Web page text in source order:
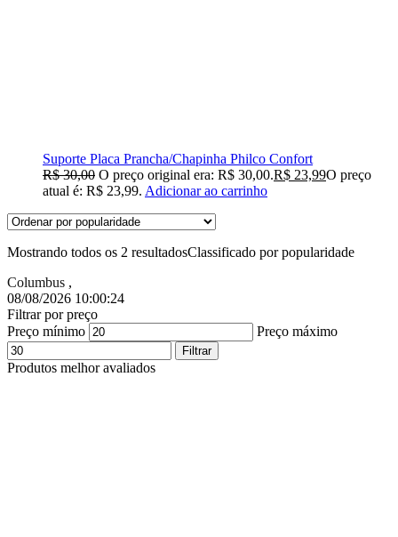
Suporte Placa Prancha/Chapinha Philco Confort
R$30,00 O preço original era: R$ 30,00.R$ 23,99O preço
atual é: R$ 23,99. Adicionar ao carrinho
Mostrando todos os 2 resultadosClassificado por popularidade
Columbus ,
08/08/2026 10:00:25
Filtrar por preço
Preço mínimo
Preço máximo
Filtrar
Produtos melhor avaliados